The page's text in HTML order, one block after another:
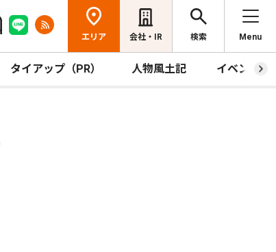
エリア 会社・IR 検索 Menu
タイアップ（PR） 人物風土記 イベント